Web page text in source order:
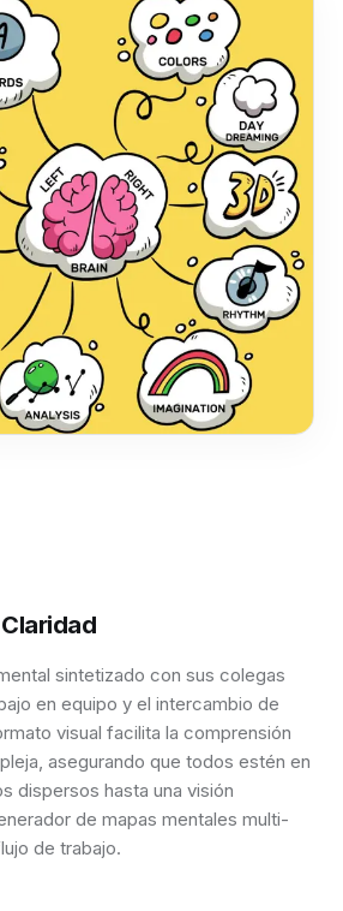
sintetizado con sus colegas
en equipo y el intercambio de
visual facilita la comprensión
asegurando que todos estén en
dispersos hasta una visión
de mapas mentales multi-
de trabajo.